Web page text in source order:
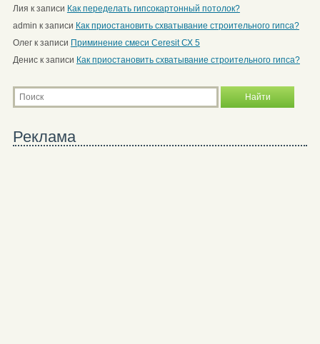
Лия к записи Как переделать гипсокартонный потолок?
admin к записи Как приостановить схватывание строительного гипса?
Олегк записи Приминение смеси Ceresit СХ 5
Дениск записи Как приостановить схватывание строительного гипса?
Реклама